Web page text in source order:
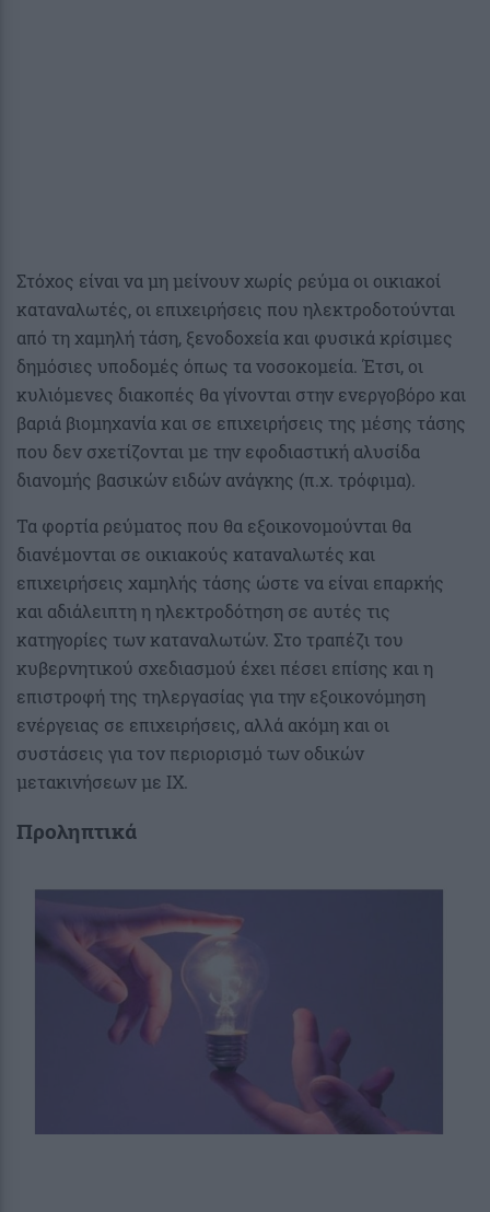
Στόχος είναι να μη μείνουν χωρίς ρεύμα οι οικιακοί
καταναλωτές, οι επιχειρήσεις που ηλεκτροδοτούνται
από τη χαμηλή τάση, ξενοδοχεία και φυσικά κρίσιμες
δημόσιες υποδομές όπως τα νοσοκομεία. Έτσι, οι
κυλιόμενες διακοπές θα γίνονται στην ενεργοβόρο και
βαριά βιομηχανία και σε επιχειρήσεις της μέσης τάσης
που δεν σχετίζονται με την εφοδιαστική αλυσίδα
διανομής βασικών ειδών ανάγκης (π.χ. τρόφιμα).
Τα φορτία ρεύματος που θα εξοικονομούνται θα
διανέμονται σε οικιακούς καταναλωτές και
επιχειρήσεις χαμηλής τάσης ώστε να είναι επαρκής
και αδιάλειπτη η ηλεκτροδότηση σε αυτές τις
κατηγορίες των καταναλωτών. Στο τραπέζι του
κυβερνητικού σχεδιασμού έχει πέσει επίσης και η
επιστροφή της τηλεργασίας για την εξοικονόμηση
ενέργειας σε επιχειρήσεις, αλλά ακόμη και οι
συστάσεις για τον περιορισμό των οδικών
μετακινήσεων με ΙΧ.
Προληπτικά